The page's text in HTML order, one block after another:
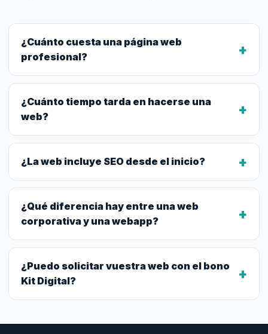
¿Cuánto cuesta una página web
profesional?
+
¿Cuánto tiempo tarda en hacerse una
web?
+
¿La web incluye SEO desde el inicio? +
¿Qué diferencia hay entre una web
corporativa y una webapp?
+
¿Puedo solicitar vuestra web con el bono
Kit Digital?
+